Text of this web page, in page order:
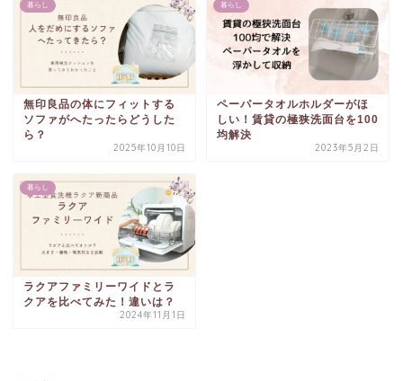
暮らし
無印良品の体にフィットする
ソファがへたったらどうした
ら？
2025年10月10日
暮らし
ペーパータオルホルダーがほ
しい！賃貸の極狭洗面台を100
均解決
2023年5月2日
暮らし
ラクアファミリーワイドとラ
クアを比べてみた！違いは？
2024年11月1日